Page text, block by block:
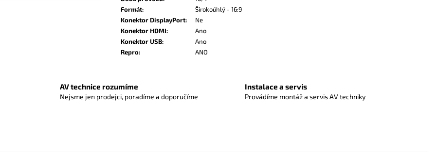
Formát:
Širokoúhlý - 16:9
Konektor DisplayPort:
Ne
Konektor HDMI:
Ano
Konektor USB:
Ano
Repro: ANO
AV technice rozumíme
Nejsme jen prodejci, poradíme a doporučíme
Instalace a servis
Provádíme montáž a servis AV techniky